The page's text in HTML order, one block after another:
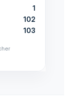
1
102
103